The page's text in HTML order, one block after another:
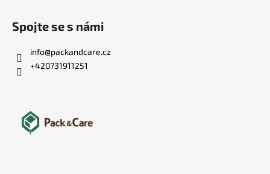
Spojte se s námi
info@packandcare.cz
+420731911251